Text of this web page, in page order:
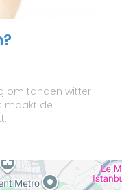
om tanden witter
maakt de